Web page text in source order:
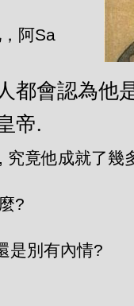
阿Sa
都會認為他
帝.
究竟他成就了幾
?
是別有內情?